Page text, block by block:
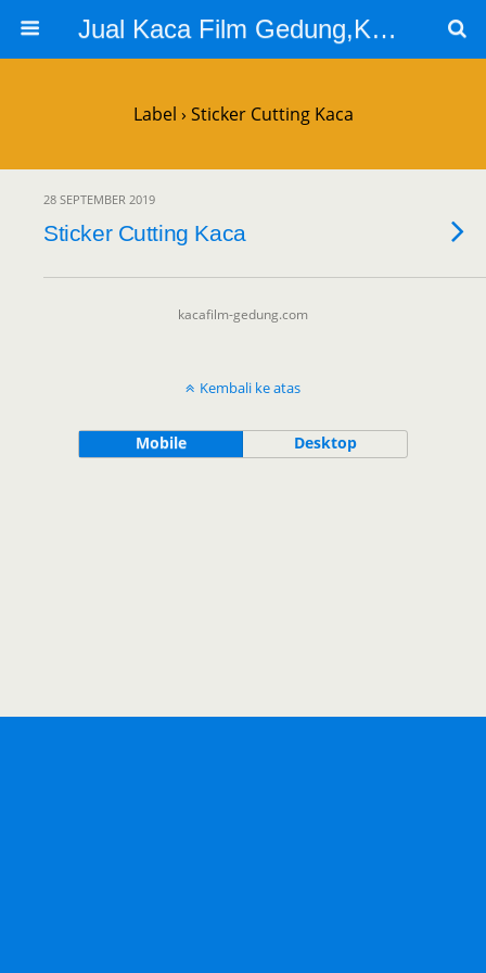
Jual Kaca Film Gedung,Kaca Film 3m
Label › Sticker Cutting Kaca
28 SEPTEMBER 2019
Sticker Cutting Kaca
kacafilm-gedung.com
Kembali ke atas
Mobile Desktop